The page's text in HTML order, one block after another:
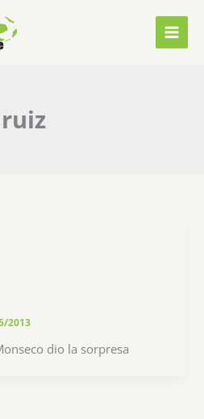
ruiz
2013
dio la sorpresa